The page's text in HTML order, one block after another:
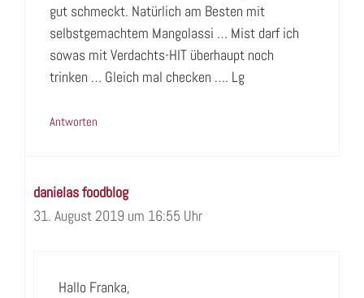
gut schmeckt. Natürlich am Besten mit
selbstgemachtem Mangolassi … Mist darf ich
sowas mit Verdachts-HIT überhaupt noch
trinken … Gleich mal checken …. Lg
Antworten
danielas foodblog
31. August 2019 um 16:55 Uhr
Hallo Franka,